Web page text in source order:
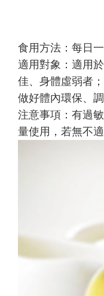
食用方法：每日
適用對象：適用
佳、身體虛弱者
做好體內環保、調
注意事項：有過
量使用，若無不